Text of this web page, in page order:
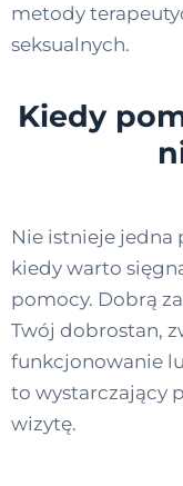
metody
seksualnych.
Kiedy
Nie istnieje jedna
kiedy warto
pomocy. Dobrą
Twój dobrostan,
funkcjonowanie
to wystarczający
wizytę.